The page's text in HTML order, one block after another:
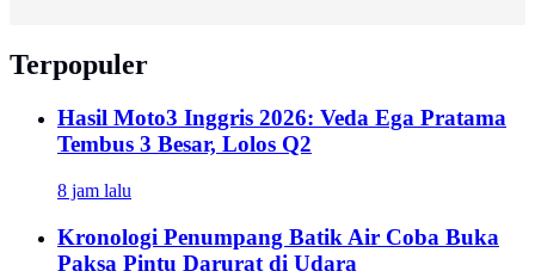
Terpopuler
Hasil Moto3 Inggris 2026: Veda Ega Pratama
Tembus 3 Besar, Lolos Q2
8 jam lalu
Kronologi Penumpang Batik Air Coba Buka
Paksa Pintu Darurat di Udara